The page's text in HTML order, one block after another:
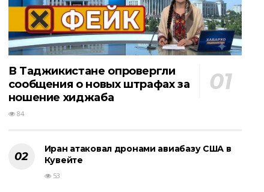
В Таджикистане опровергли
сообщения о новых штрафах за
ношение хиджаба
84
Иран атаковал дронами авиабазу США в
Кувейте
53